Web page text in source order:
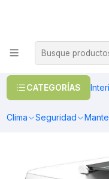
CATEGORÍAS
Clima Seguridad
OFERTAS EN
Toldo sobre